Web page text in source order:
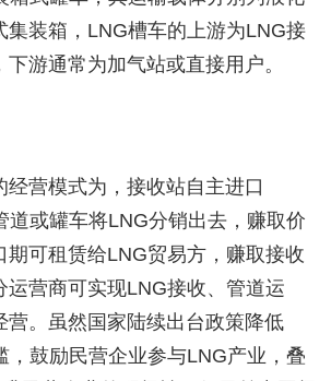
集装箱，LNG槽车的上游为LNG接
游通常为加气站或直接用户。
经营模式为，接收站自主进口
道或罐车将LNG分销出去，赚取价
期可租赁给LNG贸易方，赚取接收
运营商可实现LNG接收、管道运
营。虽然国家陆续出台政策降低
，鼓励民营企业参与LNG产业，叠